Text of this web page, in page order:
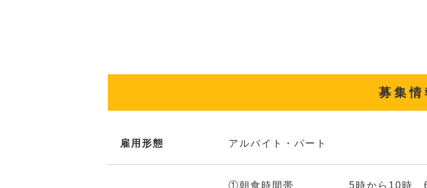
募集情
雇用形態 アルバイト・パート
①朝食時間帯 5時から10時 6